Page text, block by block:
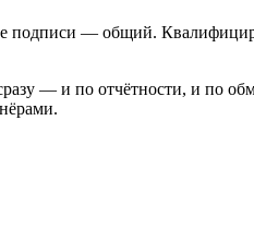
подписи — общий.
— и по отчётности, и по